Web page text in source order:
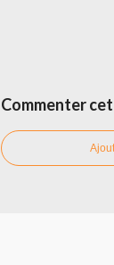
Commenter